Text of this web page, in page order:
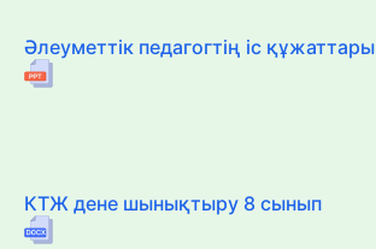
Әлеуметтік педагогтің іс құжаттары
КТЖ дене шынықтыру 8 сынып